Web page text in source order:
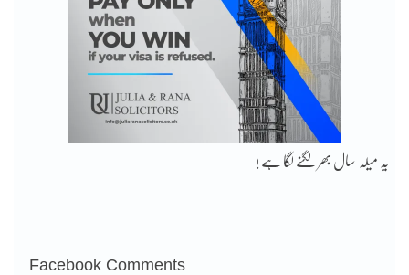
یہ میلہ سال بھر لگنے لگا ہے !
Facebook Comments